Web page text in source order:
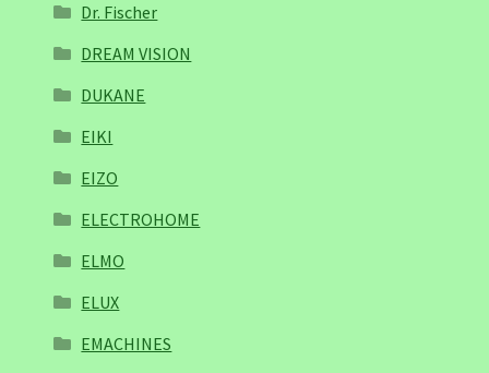
Dr. Fischer
DREAM VISION
DUKANE
EIKI
EIZO
ELECTROHOME
ELMO
ELUX
EMACHINES